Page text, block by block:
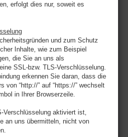
erfolgt dies nur, soweit es
und zum Schutz
Inhalte, wie zum Beispiel
die Sie an uns als
SSL-bzw. TLS-Verschlüsselung.
erkennen Sie daran, dass die
von “http://” auf “https://” wechselt
in Ihrer Browserzeile.
Verschlüsselung aktiviert ist,
an uns übermitteln, nicht von